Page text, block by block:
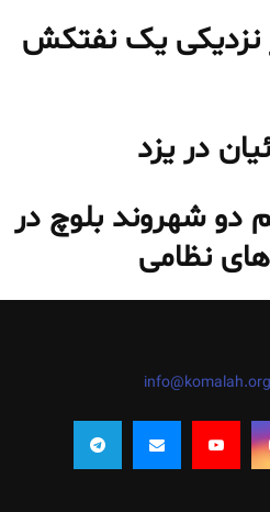
نزدیکی یک نفتکش
در یزد
شهروند بلوچ در
نظامی
info@komalah.org